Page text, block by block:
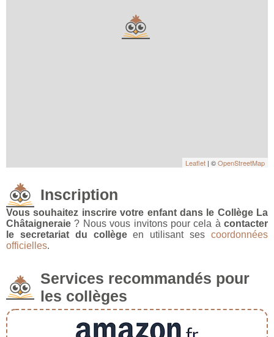
Leaflet | ©OpenStreetMap
Inscription
Vous souhaitez inscrire votre enfant dans le Collège La
Châtaigneraie ? Nous vous invitons pour cela à contacter
le secretariat du collègeen utilisant sescoordonnées
officielles.
Services recommandés pour
les collèges